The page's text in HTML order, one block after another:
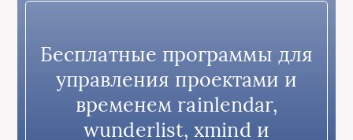
Бесплатные программы для
управления проектами и
временем rainlendar,
wunderlist, xmind и